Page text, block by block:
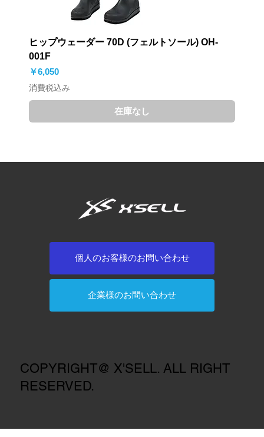
ヒップウェーダー 70D (フェルトソール) OH-
001F
価格
￥6,050
消費税込み
在庫なし
COPYRIGHT@ X'SELL. ALL RIGHT
RESERVED.
個人のお客様のお問い合わせ
企業様のお問い合わせ